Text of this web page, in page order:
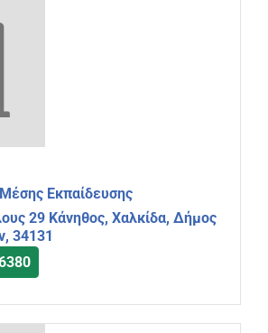
Εκπαίδευσης
29 Κάνηθος, Χαλκίδα, Δήμος
34131